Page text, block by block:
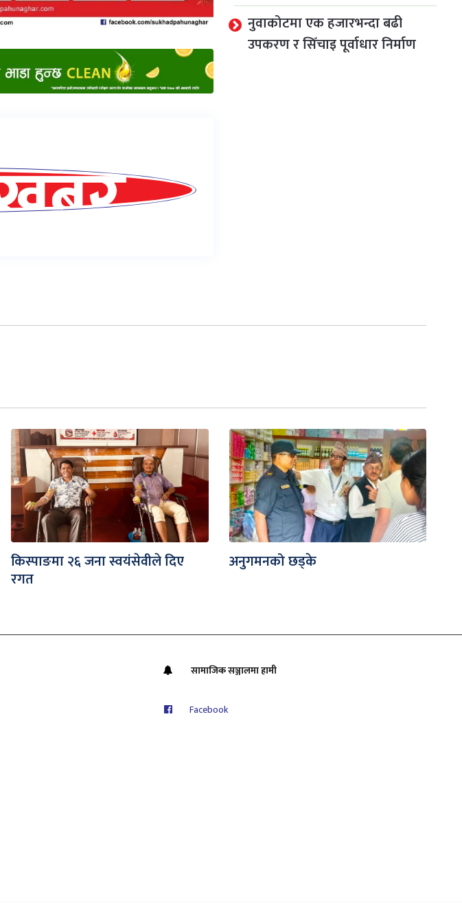
नुवाकोटमा एक हजारभन्दा बढी
उपकरण र सिँचाइ पूर्वाधार निर्माण
किस्पाङमा २६ जना स्वयंसेवीले दिए
रगत
अनुगमनको छड्के
सामाजिक सञ्जालमा हामी
Facebook